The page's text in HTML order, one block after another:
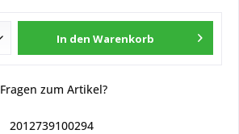
In den Warenkorb
Fragen zum Artikel?
2012739100294